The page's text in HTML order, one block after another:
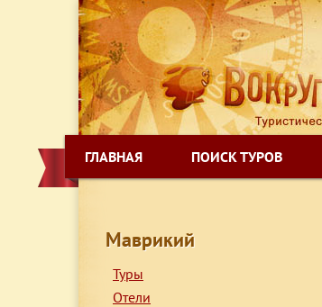
ГЛАВНАЯ ПОИСК ТУРОВ
Маврикий
Туры
Отели